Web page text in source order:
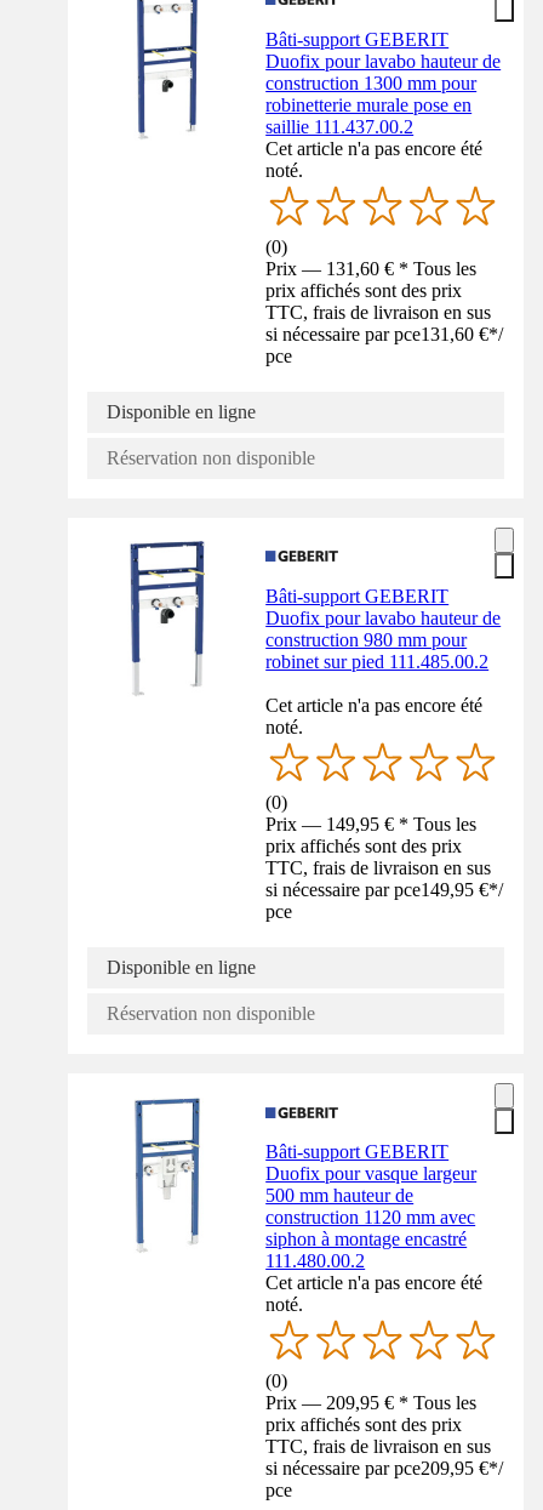
Bâti-support GEBERIT
Duofix pour lavabo hauteur de
construction 1300 mm pour
robinetterie murale pose en
saillie 111.437.00.2
Cet article n'a pas encore été
noté.
(0)
Prix — 131,60 € * Tous les
prix affichés sont des prix
TTC, frais de livraison en sus
si nécessaire par pce131,60 €*/
pce
Disponible en ligne
Réservation non disponible
Bâti-support GEBERIT
Duofix pour lavabo hauteur de
construction 980 mm pour
robinet sur pied 111.485.00.2
Cet article n'a pas encore été
noté.
(0)
Prix — 149,95 € * Tous les
prix affichés sont des prix
TTC, frais de livraison en sus
si nécessaire par pce149,95 €*/
pce
Disponible en ligne
Réservation non disponible
Bâti-support GEBERIT
Duofix pour vasque largeur
500 mm hauteur de
construction 1120 mm avec
siphon à montage encastré
111.480.00.2
Cet article n'a pas encore été
noté.
(0)
Prix — 209,95 € * Tous les
prix affichés sont des prix
TTC, frais de livraison en sus
si nécessaire par pce209,95 €*/
pce